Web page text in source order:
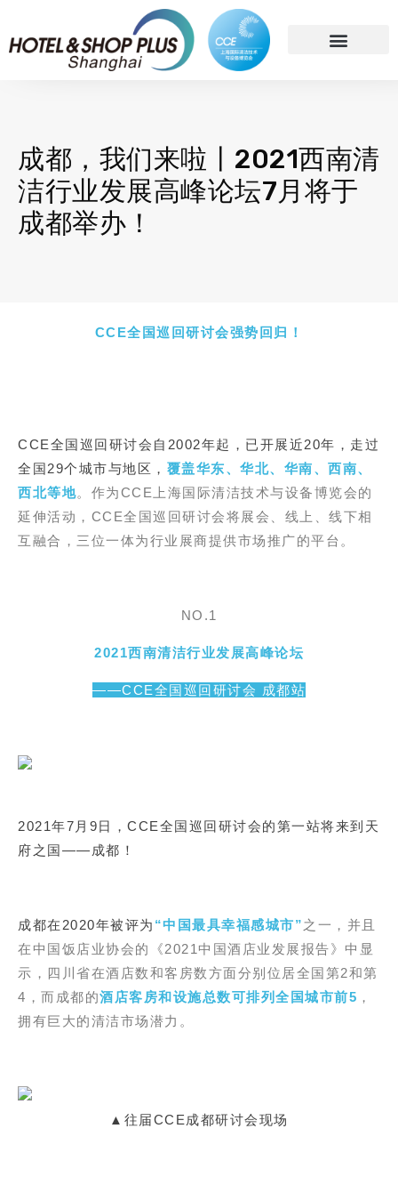
成都，我们来啦丨2021西南清
洁行业发展高峰论坛7月将于
成都举办！
CCE全国巡回研讨会强势回归！
CCE全国巡回研讨会自2002年起，已开展近20年，走过
全国29个城市与地区， 覆盖华东、华北、华南、西南、
西北等地。作为CCE上海国际清洁技术与设备博览会的
延伸活动，CCE全国巡回研讨会将展会、线上、线下相
互融合，三位一体为行业展商提供市场推广的平台。
NO.1
2021西南清洁行业发展高峰论坛
——CCE全国巡回研讨会 成都站
2021年7月9日，CCE全国巡回研讨会的第一站将来到天
府之国——成都！
成都在2020年被评为 “中国最具幸福感城市”之一，并且
在中国饭店业协会的《2021中国酒店业发展报告》中显
示，四川省在酒店数和客房数方面分别位居全国第2和第
4，而成都的酒店客房和设施总数可排列全国城市前5 ，
拥有巨大的清洁市场潜力。
▲往届CCE成都研讨会现场